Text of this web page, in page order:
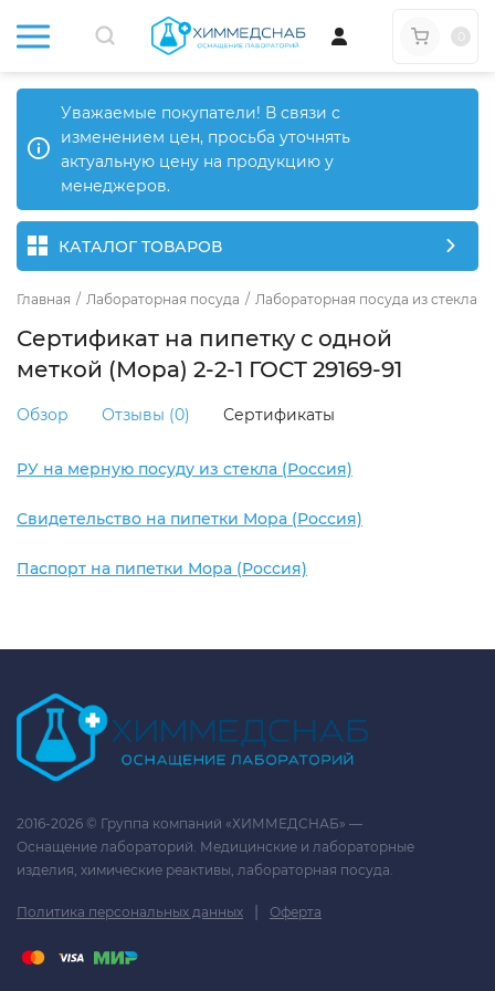
Уважаемые покупатели! В связи с
изменением цен, просьба уточнять
актуальную цену на продукцию у
менеджеров.
КАТАЛОГ ТОВАРОВ
Главная / Лабораторная посуда / Лабораторная посуда из стекла
Сертификат на пипетку с одной
меткой (Мора) 2-2-1 ГОСТ 29169-91
Обзор Отзывы (0) Сертификаты
РУ на мерную посуду из стекла (Россия)
Свидетельство на пипетки Мора (Россия)
Паспорт на пипетки Мора (Россия)
2016-2026 © Группа компаний «ХИММЕДСНАБ» —
Оснащение лабораторий. Медицинские и лабораторные
изделия, химические реактивы, лабораторная посуда.
Политика персональных данных | Оферта